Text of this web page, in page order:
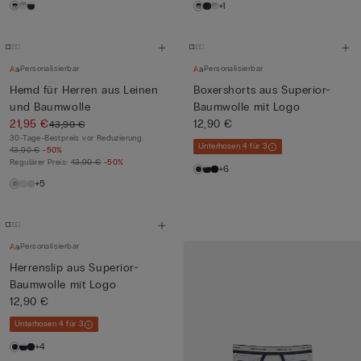
+1
Personalisierbar
Hemd für Herren aus Leinen
und Baumwolle
21,95 €43,90 €
30-Tage-Bestpreis vor Reduzierung:
43,90 € -50%
Regulärer Preis: 43,90 € -50%
+5
Personalisierbar
Boxershorts aus Superior-
Baumwolle mit Logo
12,90 €
Unterhosen 4 für 3
+6
Personalisierbar
Herrenslip aus Superior-
Baumwolle mit Logo
12,90 €
Unterhosen 4 für 3
+4